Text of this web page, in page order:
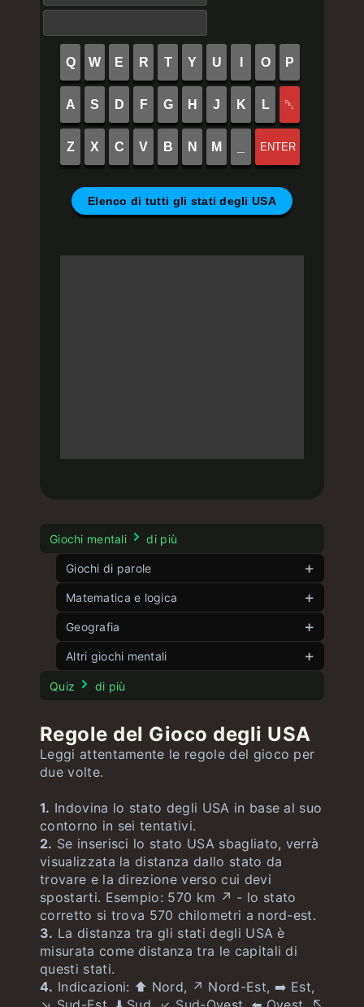
Q W E R T Y U O P
A S D F G H J K L ␡
Z X C V B N M ENTER
Elenco di tutti gli stati degli USA
Giochi mentali di più
Giochi di parole
Contesto
Par le
Gioco delle parole doppie
Wordle italiano
Matematica e logica
Gioco delle angolazioni
Cinque angoli
Gioco dell’8
Gioco delle equazioni illimitati
Geografia
Gioco delle bandiere
Gioco dei Paesi
Gioco delle bandiere USA illimitati
Gioco delle città
Altri giochi mentali
Test di Stroop
Quiz di più
Regole del Gioco degli USA
Leggi attentamente le regole del gioco per
due volte.
1. Indovina lo stato degli USA in base al suo
contorno in sei tentativi.
2. Se inserisci lo stato USA sbagliato, verrà
visualizzata la distanza dallo stato da
trovare e la direzione verso cui devi
spostarti. Esempio: 570 km ↗️ - lo stato
corretto si trova 570 chilometri a nord-est.
3. La distanza tra gli stati degli USA è
misurata come distanza tra le capitali di
questi stati.
4. Indicazioni: ⬆️ Nord, ↗️ Nord-Est, ➡️ Est,